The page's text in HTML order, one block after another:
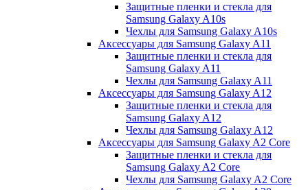
Защитные пленки и стекла для
Samsung Galaxy A10s
Чехлы для Samsung Galaxy A10s
Аксессуары для Samsung Galaxy A11
Защитные пленки и стекла для
Samsung Galaxy A11
Чехлы для Samsung Galaxy A11
Аксессуары для Samsung Galaxy A12
Защитные пленки и стекла для
Samsung Galaxy A12
Чехлы для Samsung Galaxy A12
Аксессуары для Samsung Galaxy A2 Core
Защитные пленки и стекла для
Samsung Galaxy A2 Core
Чехлы для Samsung Galaxy A2 Core